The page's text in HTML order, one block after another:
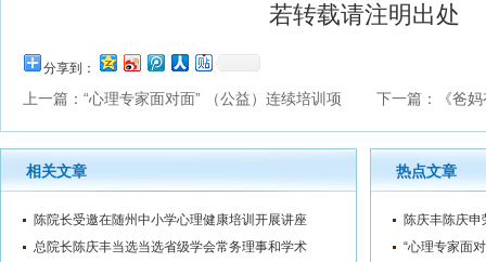
若转载请注明出处
分享到：
上一篇： “心理专家面对面” （公益）连续培训项
目
下一篇：
《爸
卫健委优
相关文章
陈院长受邀在随州中小学心理健康培训开展讲座
总院长陈庆丰当选当选省级学会常务理事和学术
热点文章
陈庆丰陈庆申
“心理专家面